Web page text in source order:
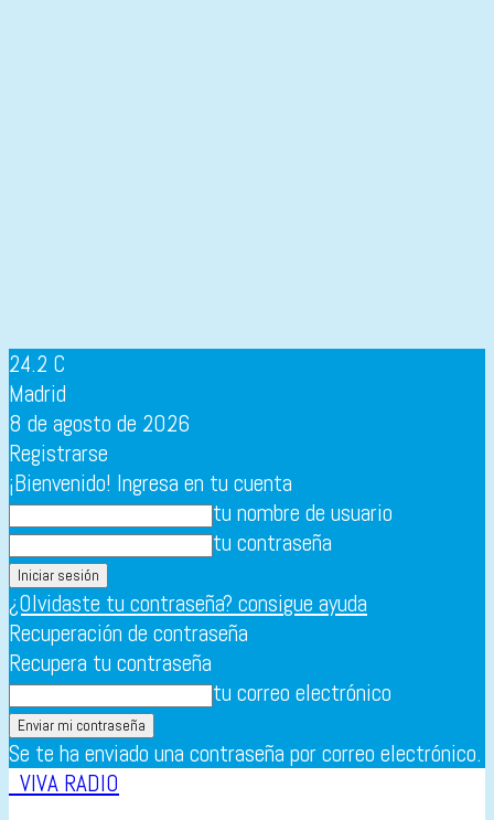
24.2 C
Madrid
8 de agosto de 2026
Registrarse
¡Bienvenido! Ingresa en tu cuenta
tu nombre de usuario
tu contraseña
¿Olvidaste tu contraseña? consigue ayuda
Recuperación de contraseña
Recupera tu contraseña
tu correo electrónico
Se te ha enviado una contraseña por correo electrónico.
VIVA RADIO